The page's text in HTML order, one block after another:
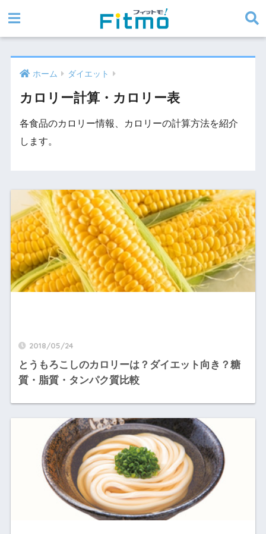
ホーム ダイエット
カロリー計算・カロリー表
各食品のカロリー情報、カロリーの計算方法を紹介
します。
2018/05/24
とうもろこしのカロリーは？ダイエット向き？糖
質・脂質・タンパク質比較